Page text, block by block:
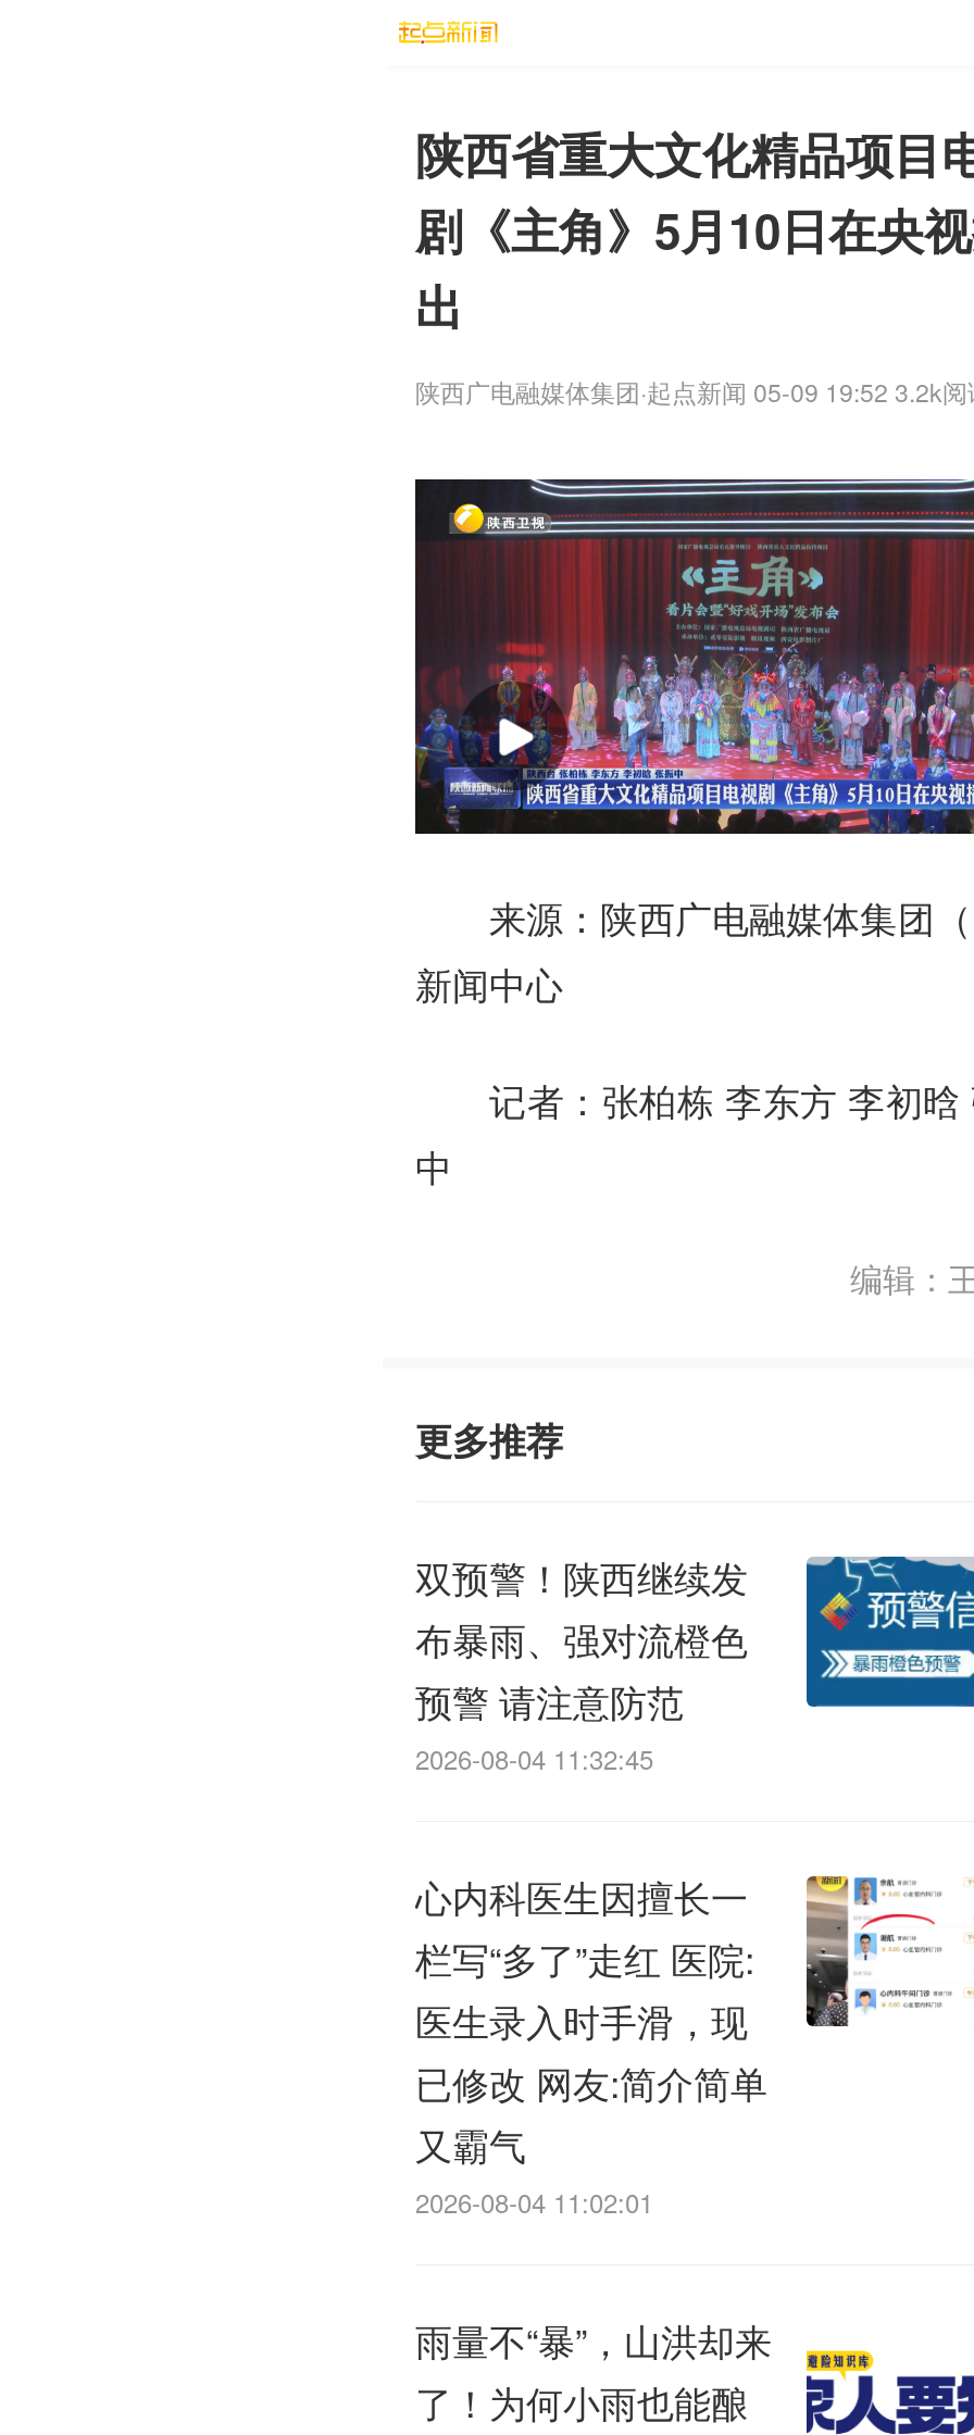
陕西省重大文化精品项目
剧《主角》5月10日在央
出
陕西广电融媒体集团·起点新闻 05-09 19:52 3.2k
来源：陕西广电融媒体集团
新闻中心
记者：张柏栋 李东方 李初晗
中
编辑：
更多推荐
双预警！陕西继续发
布暴雨、强对流橙色
预警 请注意防范
2026-08-04 11:32:45
心内科医生因擅长一
栏写“多了”走红 医院:
医生录入时手滑，现
已修改 网友:简介简单
又霸气
2026-08-04 11:02:01
雨量不“暴”，山洪却来
了！为何小雨也能酿